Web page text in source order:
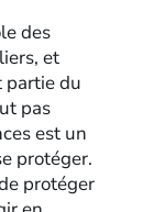
des
et
partie du
pas
est un
protéger.
protéger